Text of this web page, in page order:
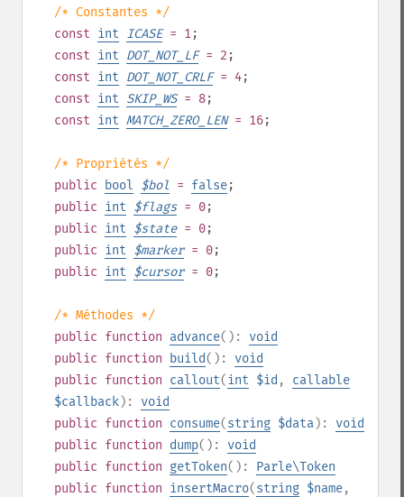
/* Constantes */
const int ICASE= 1;
const int DOT_NOT_LF= 2 ;
const int DOT_NOT_CRLF= 4;
const int SKIP_WS= 8;
const int MATCH_ZERO_LEN= 16;
/* Propriétés */
public
bool $bol = false;
public int $flags= 0;
public int $state= 0;
public int $marker= 0;
public int $cursor= 0;
/* Méthodes */
public function advance(): void
public function build(): void
public function callout(int $id , callable
$callback): void
public function consume(string $data): void
public function dump(): void
public function getToken(): Parle\Token
public function insertMacro(string $name,